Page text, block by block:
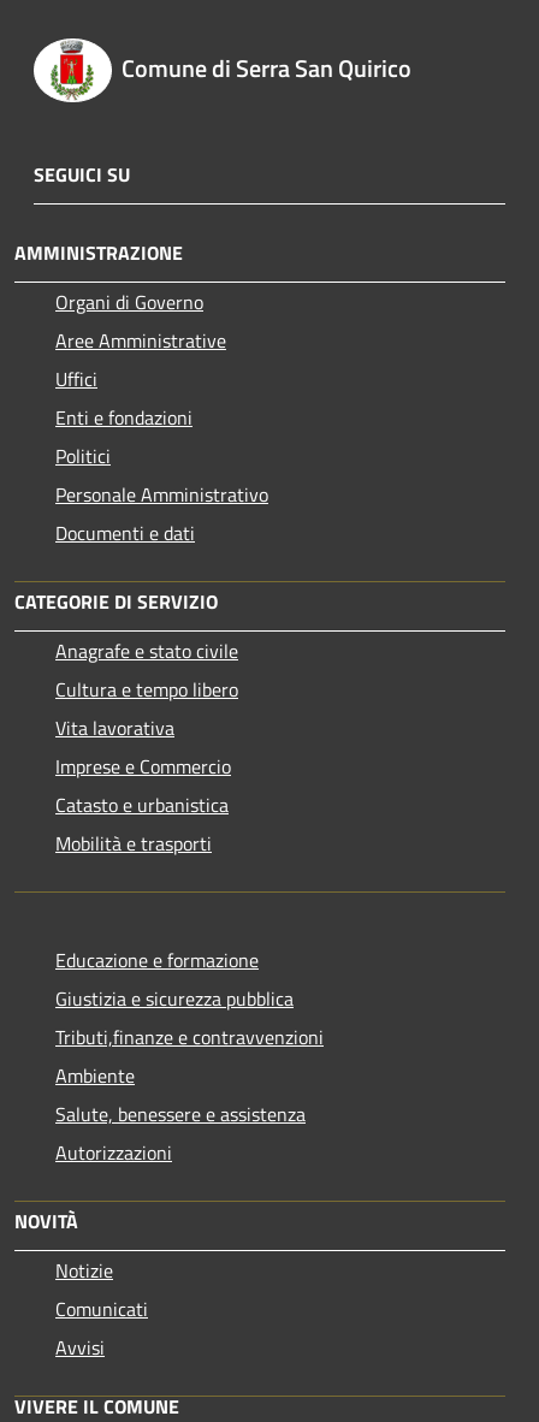
Comune di Serra San Quirico
SEGUICI SU
AMMINISTRAZIONE
Organi di Governo
Aree Amministrative
Uffici
Enti e fondazioni
Politici
Personale Amministrativo
Documenti e dati
CATEGORIE DI SERVIZIO
Anagrafe e stato civile
Cultura e tempo libero
Vita lavorativa
Imprese e Commercio
Catasto e urbanistica
Mobilità e trasporti
Educazione e formazione
Giustizia e sicurezza pubblica
Tributi,finanze e contravvenzioni
Ambiente
Salute, benessere e assistenza
Autorizzazioni
NOVITÀ
Notizie
Comunicati
Avvisi
VIVERE IL COMUNE